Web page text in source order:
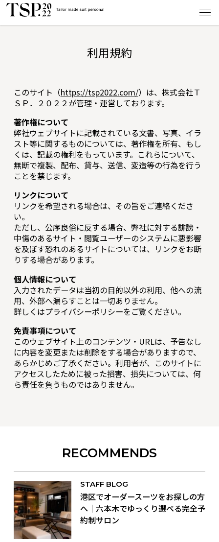
利用規約
このサイト（https://tsp2022.com/）は、株式会社Ｔ
ＳＰ．２０２２が管理・運営しております。
著作権について
弊社ウェブサイトに記載されている文書、写真、イラ
スト等に関するものについては、著作権を所有、もし
くは、記載の権利をもっています。これらについて、
無断で複製、配布、貸与、送信、変造等の行為を行う
ことを禁じます。
リンクについて
リンクを希望される場合は、その旨をご連絡くださ
い。
ただし、公序良俗に反する場合、弊社に対する誹謗・
中傷のあるサイト・閲覧ユーザーのシステムに悪影響
を及ぼす恐れのあるサイトについては、リンクをお断
りする場合があります。
個人情報について
入力されたデータは当初の目的以外の利用、他への流
用、外部へ漏らすことは一切ありません。
詳しくはプライバシーポリシーをご覧ください。
免責事項について
このウェブサイト上のコンテンツ・URLは、予告なし
に内容を変更または削除をする場合がありますので、
あらかじめご了承ください。利用者が、このサイトに
アクセスしたために被った損害、損失については、何
ら責任を負うものではありません。
RECOMMENDS
STAFF BLOG
港区でオーダースーツをお探しの方
へ｜六本木でゆっくり選べる完全予
約制サロン